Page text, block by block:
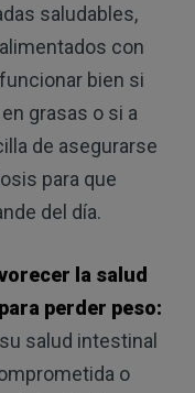
saludables,
con
bien si
grasas o si a
de asegurarse
para que
del día.
la salud
perder peso:
salud intestinal
o